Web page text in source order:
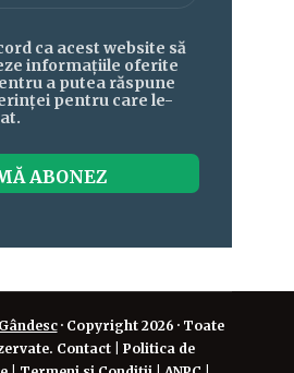
ca acest website să
informațiile oferite
a putea răspune
pentru care le-
ABONEZ
· Copyright 2026 · Toate
Contact | Politica de